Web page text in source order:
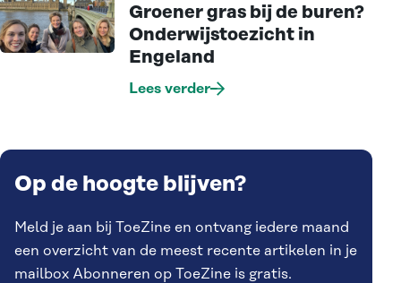
Groener gras bij de buren?
Onderwijstoezicht in
Engeland
Lees verder
Op de hoogte blijven?
Meld je aan bij ToeZine en ontvang iedere maand
een overzicht van de meest recente artikelen in je
mailbox Abonneren op ToeZine is gratis.